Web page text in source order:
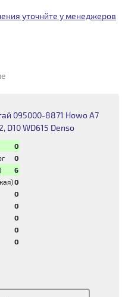
уточнйте у менеджеров
095000-8871 Howo A7
D10 WD615 Denso
0
0
6
0
0
0
0
0
0